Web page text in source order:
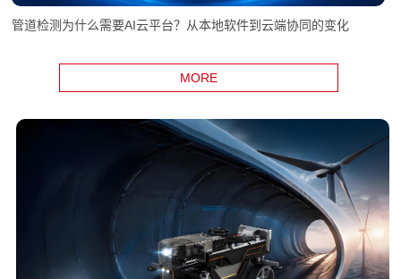
管道检测为什么需要AI云平台？从本地软件到云端协同的变化
MORE